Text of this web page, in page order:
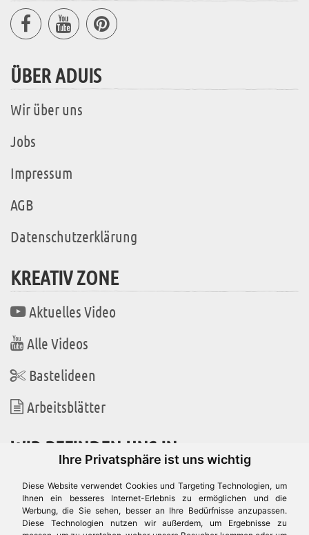
Ihre Privatsphäre ist uns wichtig
Diese Website verwendet Cookies und Targeting Technologien, um
Ihnen ein besseres Internet-Erlebnis zu ermöglichen und die
Werbung, die Sie sehen, besser an Ihre Bedürfnisse anzupassen.
Diese Technologien nutzen wir außerdem, um Ergebnisse zu
ÜBER ADUIS
Wir über uns
Jobs
Impressum
AGB
Datenschutzerklärung
KREATIV ZONE
Aktuelles Video
Alle Videos
Bastelideen
Arbeitsblätter
WIR BEFINDEN UNS IN
Es gibt uns auch in